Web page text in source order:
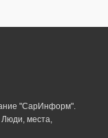
"СарИнформ".
Люди, места,